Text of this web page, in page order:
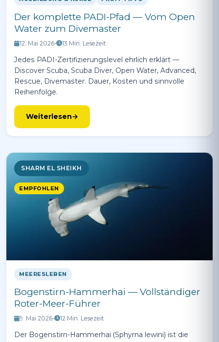
Der komplette PADI-Pfad — Vom Open
Water zum Divemaster
12. Mai 2026• 13 Min. Lesezeit
Jedes PADI-Zertifizierungslevel ehrlich erklärt —
Discover Scuba, Scuba Diver, Open Water, Advanced,
Rescue, Divemaster. Dauer, Kosten und sinnvolle
Reihenfolge.
Weiterlesen
SHARM EL SHEIKH
EMPFOHLEN
MEERESLEBEN
Bogenstirn-Hammerhai — Vollständiger
Roter-Meer-Führer
9. Mai 2026• 12 Min. Lesezeit
Der Bogenstirn-Hammerhai (Sphyrna lewini) ist die